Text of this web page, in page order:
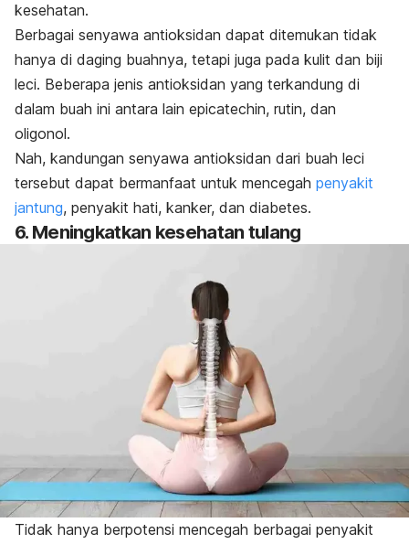
kesehatan.
Berbagai senyawa antioksidan dapat ditemukan tidak
hanya di daging buahnya, tetapi juga pada kulit dan biji
leci. Beberapa jenis antioksidan yang terkandung di
dalam buah ini antara lain epicatechin, rutin, dan
oligonol.
Nah, kandungan senyawa antioksidan dari buah leci
tersebut dapat bermanfaat untuk mencegah penyakit
jantung, penyakit hati, kanker, dan diabetes.
6. Meningkatkan kesehatan tulang
Tidak hanya berpotensi mencegah berbagai penyakit